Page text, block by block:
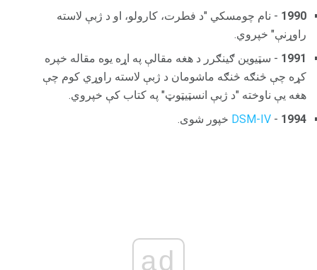
1990 - نام چومسکي "د فطرت، کارولو، او د ژبې لاسته
راوړنې" خپروي.
1991 - سټیوین ګینګرر د هغه مقالې په اړه یوه مقاله خپره
کړه چې څنګه څنګه ماشومان د ژبې لاسته راوړي کوم چې
هغه یې ناوخته "د ژبې انسټیټوټ" په کتاب کې خپروي.
1994
-
DSM-IV خپور شوی.
ad